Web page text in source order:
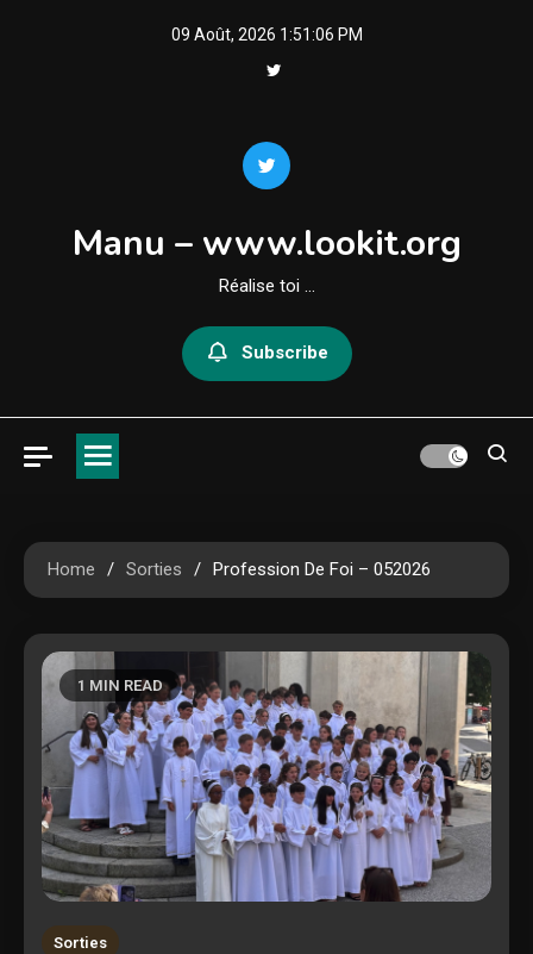
09 Août, 2026 1:51:06 PM
Manu – www.lookit.org
Réalise toi …
Subscribe
Home Sorties Profession De Foi – 052026
1 MIN READ
Sorties